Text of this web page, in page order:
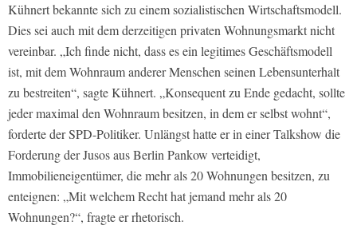
Kühnert bekannte sich zu einem sozialistischen Wirtschaftsmodell.
Dies sei auch mit dem derzeitigen privaten Wohnungsmarkt nicht
vereinbar. „Ich finde nicht, dass es ein legitimes Geschäftsmodell
ist, mit dem Wohnraum anderer Menschen seinen Lebensunterhalt
zu bestreiten“, sagte Kühnert. „Konsequent zu Ende gedacht, sollte
jeder maximal den Wohnraum besitzen, in dem er selbst wohnt“,
forderte der SPD-Politiker. Unlängst hatte er in einer Talkshow die
Forderung der Jusos aus Berlin Pankow verteidigt,
Immobilieneigentümer, die mehr als 20 Wohnungen besitzen, zu
enteignen: „Mit welchem Recht hat jemand mehr als 20
Wohnungen?“, fragte er rhetorisch.